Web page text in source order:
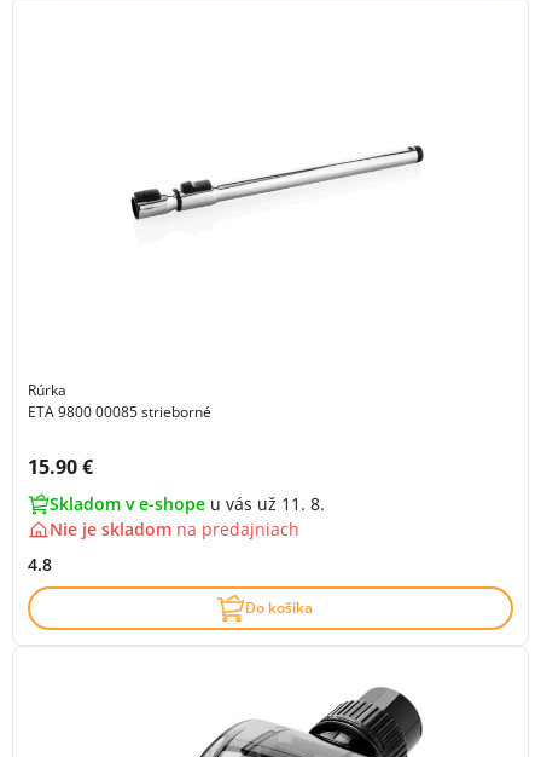
Rúrka
ETA 9800 00085 strieborné
Cena s DPH:
15.90 €
Skladom v e-shope u vás už 11. 8.
Nie je skladom na predajniach
4.8
Do košíka